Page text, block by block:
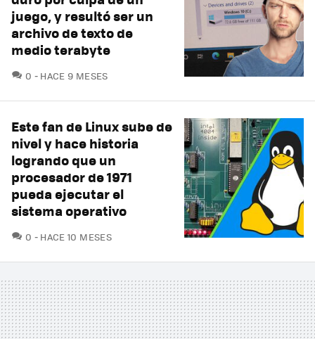
juego, y resultó ser un
archivo de texto de
medio terabyte
0 COMENTARIOS
HACE 9 MESES
Este fan de Linux sube de
nivel y hace historia
logrando que un
procesador de 1971
pueda ejecutar el
sistema operativo
0 COMENTARIOS
HACE 10 MESES